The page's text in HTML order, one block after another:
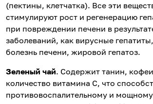
(пектины, клетчатка). Все эти
стимулируют рост и регенерацию
при повреждении печени в
заболеваний, как вирусные
болезнь печени, жировой гепатоз.
Зеленый чай. Содержит танин,
количество витамина С, что
противовоспалительному и мощному